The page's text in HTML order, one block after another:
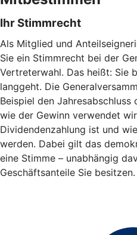
Ihr Stimmrecht
Als Mitglied und
Sie ein Stimmrecht bei der
Vertreterwahl. Das heißt: Sie
langgeht. Die
Beispiel den
wie der Gewinn verwendet
Dividendenzahlung ist und
werden. Dabei gilt das
eine Stimme – unabhängig
Geschäftsanteile Sie besitzen.